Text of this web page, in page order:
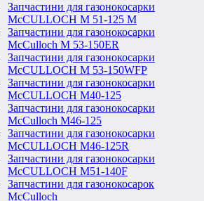
Запчастини для газонокосарки
McCULLOCH M 51-125 M
Запчастини для газонокосарки
McCulloch M 53-150ER
Запчастини для газонокосарки
McCULLOCH M 53-150WFP
Запчастини для газонокосарки
McCULLOCH M40-125
Запчастини для газонокосарки
McCulloch M46-125
Запчастини для газонокосарки
McCULLOCH M46-125R
Запчастини для газонокосарки
McCULLOCH M51-140F
Запчастини для газонокосарок
McCulloch